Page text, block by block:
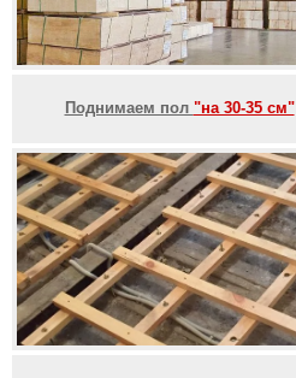
Поднимаем пол "на 30-35 см"